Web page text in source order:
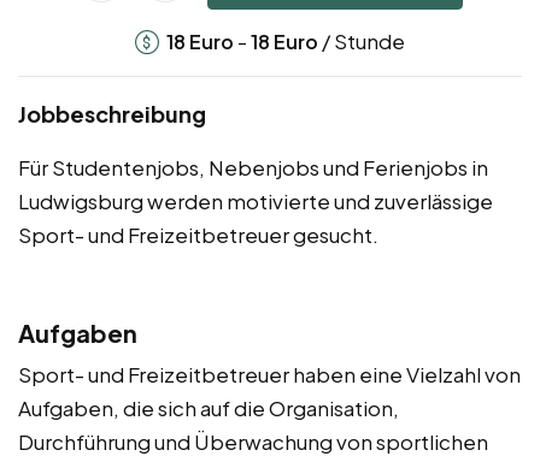
18 Euro -18 Euro / Stunde
Jobbeschreibung
Für Studentenjobs, Nebenjobs und Ferienjobs in
Ludwigsburg werden motivierte und zuverlässige
Sport- und Freizeitbetreuer gesucht.
Aufgaben
Sport- und Freizeitbetreuer haben eine Vielzahl von
Aufgaben, die sich auf die Organisation,
Durchführung und Überwachung von sportlichen